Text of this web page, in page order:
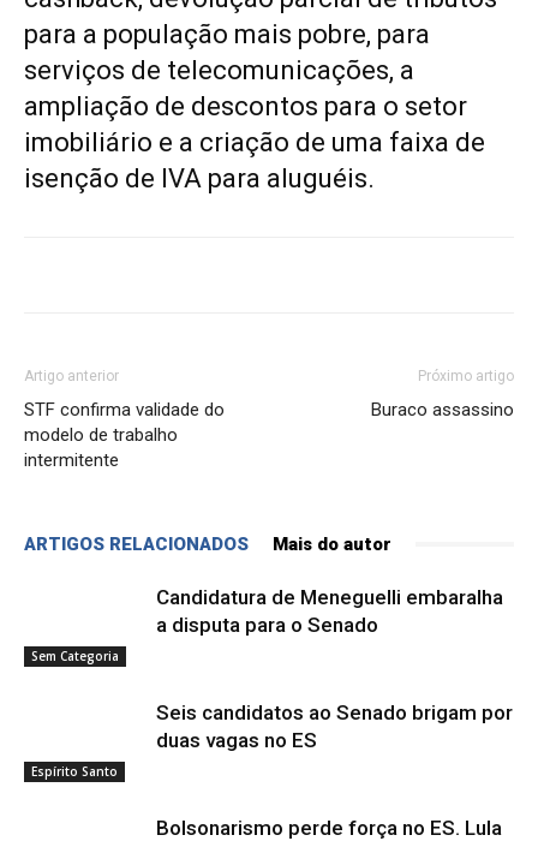
para a população mais pobre, para
serviços de telecomunicações, a
ampliação de descontos para o setor
imobiliário e a criação de uma faixa de
isenção de IVA para aluguéis.
Artigo anterior
STF confirma validade do
modelo de trabalho
intermitente
Próximo artigo
Buraco assassino
ARTIGOS RELACIONADOS Mais do autor
Sem Categoria
Candidatura de Meneguelli embaralha
a disputa para o Senado
Espírito Santo
Seis candidatos ao Senado brigam por
duas vagas no ES
Bolsonarismo perde força no ES. Lula